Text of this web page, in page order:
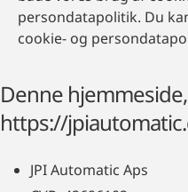
persondatapolitik. Du
cookie- og
Denne hjemmeside,
https://
JPI Automatic Aps